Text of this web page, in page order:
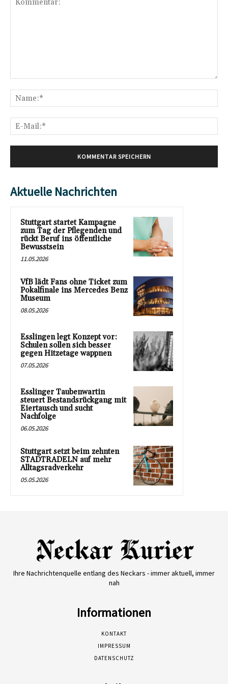
Aktuelle Nachrichten
Stuttgart startet Kampagne
zum Tag der Pflegenden und
rückt Beruf ins öffentliche
Bewusstsein
11.05.2026
VfB lädt Fans ohne Ticket zum
Pokalfinale ins Mercedes Benz
Museum
08.05.2026
Esslingen legt Konzept vor:
Schulen sollen sich besser
gegen Hitzetage wappnen
07.05.2026
Esslinger Taubenwartin
steuert Bestandsrückgang mit
Eiertausch und sucht
Nachfolge
06.05.2026
Stuttgart setzt beim zehnten
STADTRADELN auf mehr
Alltagsradverkehr
05.05.2026
Ihre Nachrichtenquelle entlang des Neckars - immer aktuell, immer
nah
Informationen
KONTAKT
IMPRESSUM
DATENSCHUTZ